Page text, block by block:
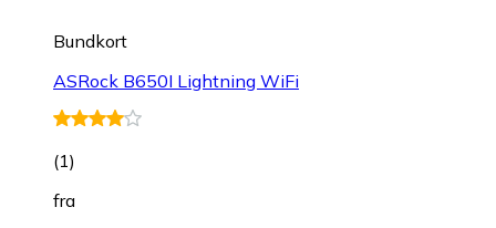
Bundkort
ASRock B650I Lightning WiFi
(1)
fra